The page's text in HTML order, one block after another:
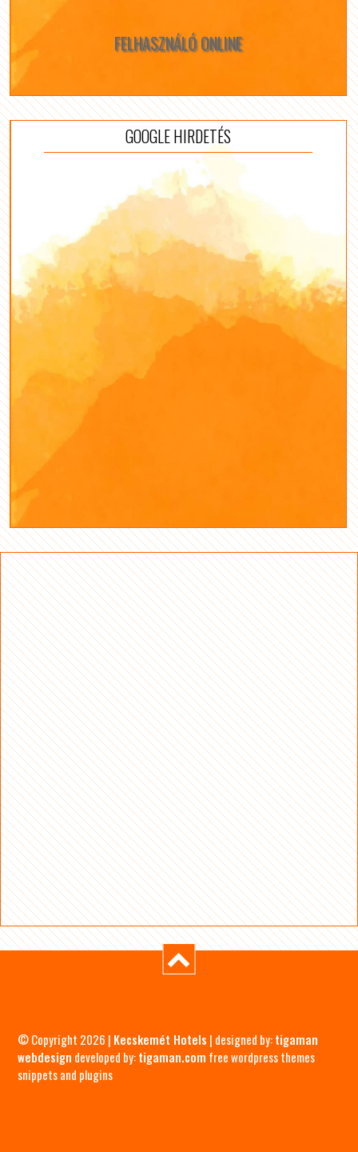
FELHASZNÁLÓ ONLINE
GOOGLE HIRDETÉS
© Copyright 2026 | Kecskemét Hotels | designed by:tigaman
webdesign developed by:tigaman.com free wordpress themes
snippets and plugins